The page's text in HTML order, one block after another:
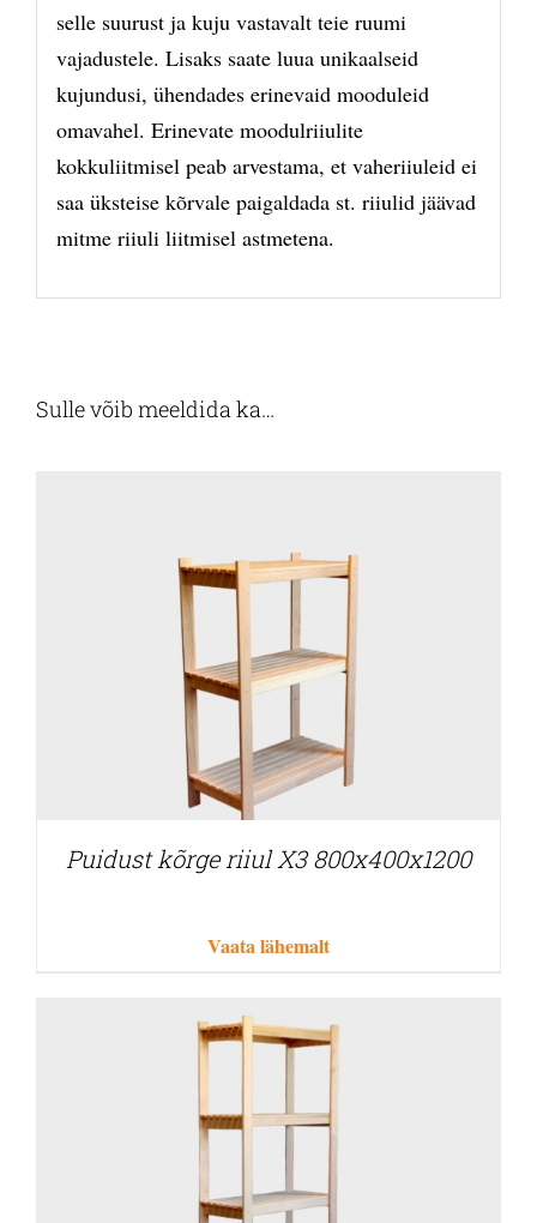
selle suurust ja kuju vastavalt teie ruumi
vajadustele. Lisaks saate luua unikaalseid
kujundusi, ühendades erinevaid mooduleid
omavahel. Erinevate moodulriiulite
kokkuliitmisel peab arvestama, et vaheriiuleid ei
saa üksteise kõrvale paigaldada st. riiulid jäävad
mitme riiuli liitmisel astmetena.
Sulle võib meeldida ka…
Puidust kõrge riiul X3 800x400x1200
Vaata lähemalt